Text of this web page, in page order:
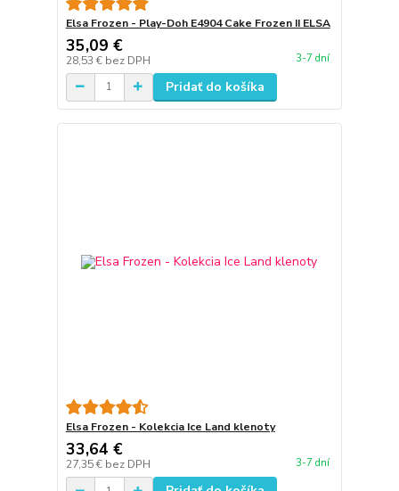
Elsa Frozen - Play-Doh E4904 Cake Frozen II ELSA
35,09 €
28,53 € bez DPH 3-7 dní
Pridať do košíka
Elsa Frozen - Kolekcia Ice Land klenoty
33,64 €
27,35 € bez DPH 3-7 dní